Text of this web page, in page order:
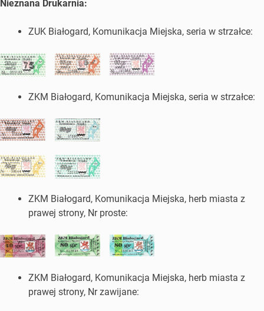
Nieznana Drukarnia:
ZUK Białogard, Komunikacja Miejska, seria w strzałce:
ZKM Białogard, Komunikacja Miejska, seria w strzałce:
ZKM Białogard, Komunikacja Miejska, herb miasta z
prawej strony, Nr proste:
ZKM Białogard, Komunikacja Miejska, herb miasta z
prawej strony, Nr zawijane: